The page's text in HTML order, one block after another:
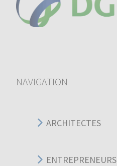
NAVIGATION
ARCHITECTES
ENTREPRENEURS